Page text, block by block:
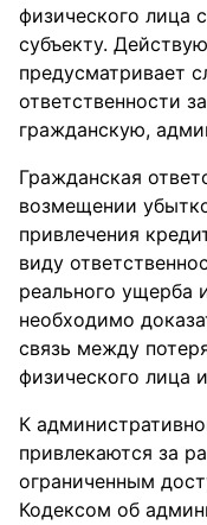
физического лица
субъекту.
предусматривает
ответственности
гражданскую,
Гражданская
возмещении
привлечения
виду
реального ущерба
необходимо
связь между
физического лица
К
привлекаются за
ограниченным
Кодексом об